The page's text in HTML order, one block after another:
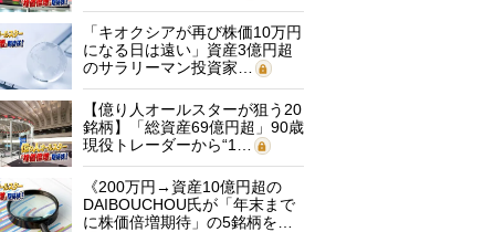
「キオクシアが再び株価10万円
になる日は遠い」資産3億円超
のサラリーマン投資家…
【億り人オールスターが狙う20
銘柄】「総資産69億円超」90歳
現役トレーダーから“1…
《200万円→資産10億円超の
DAIBOUCHOU氏が「年末まで
に株価倍増期待」の5銘柄を…